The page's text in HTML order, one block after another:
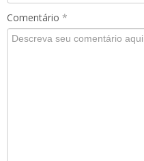
Comentário *